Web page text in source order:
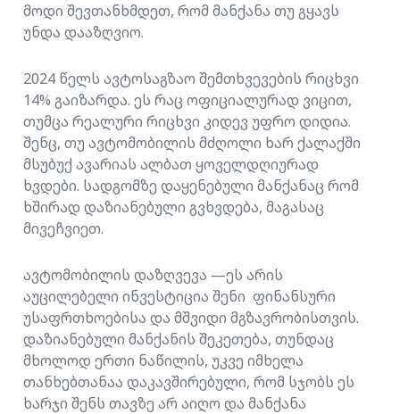
მოდი შევთანხმდეთ, რომ მანქანა თუ გყავს
უნდა დააზღვიო.
2024 წელს ავტოსაგზაო შემთხვევების რიცხვი
14% გაიზარდა. ეს რაც ოფიციალურად ვიცით,
თუმცა რეალური რიცხვი კიდევ უფრო დიდია.
შენც, თუ ავტომობილის მძღოლი ხარ ქალაქში
მსუბუქ ავარიას ალბათ ყოველდღიურად
ხვდები. სადგომზე დაყენებული მანქანაც რომ
ხშირად დაზიანებული გვხვდება, მაგასაც
მივეჩვიეთ.
ავტომობილის დაზღვევა —ეს არის
აუცილებელი ინვესტიცია შენი ფინანსური
უსაფრთხოებისა და მშვიდი მგზავრობისთვის.
დაზიანებული მანქანის შეკეთება, თუნდაც
მხოლოდ ერთი ნაწილის, უკვე იმხელა
თანხებთანაა დაკავშირებული, რომ სჯობს ეს
ხარჯი შენს თავზე არ აიღო და მანქანა